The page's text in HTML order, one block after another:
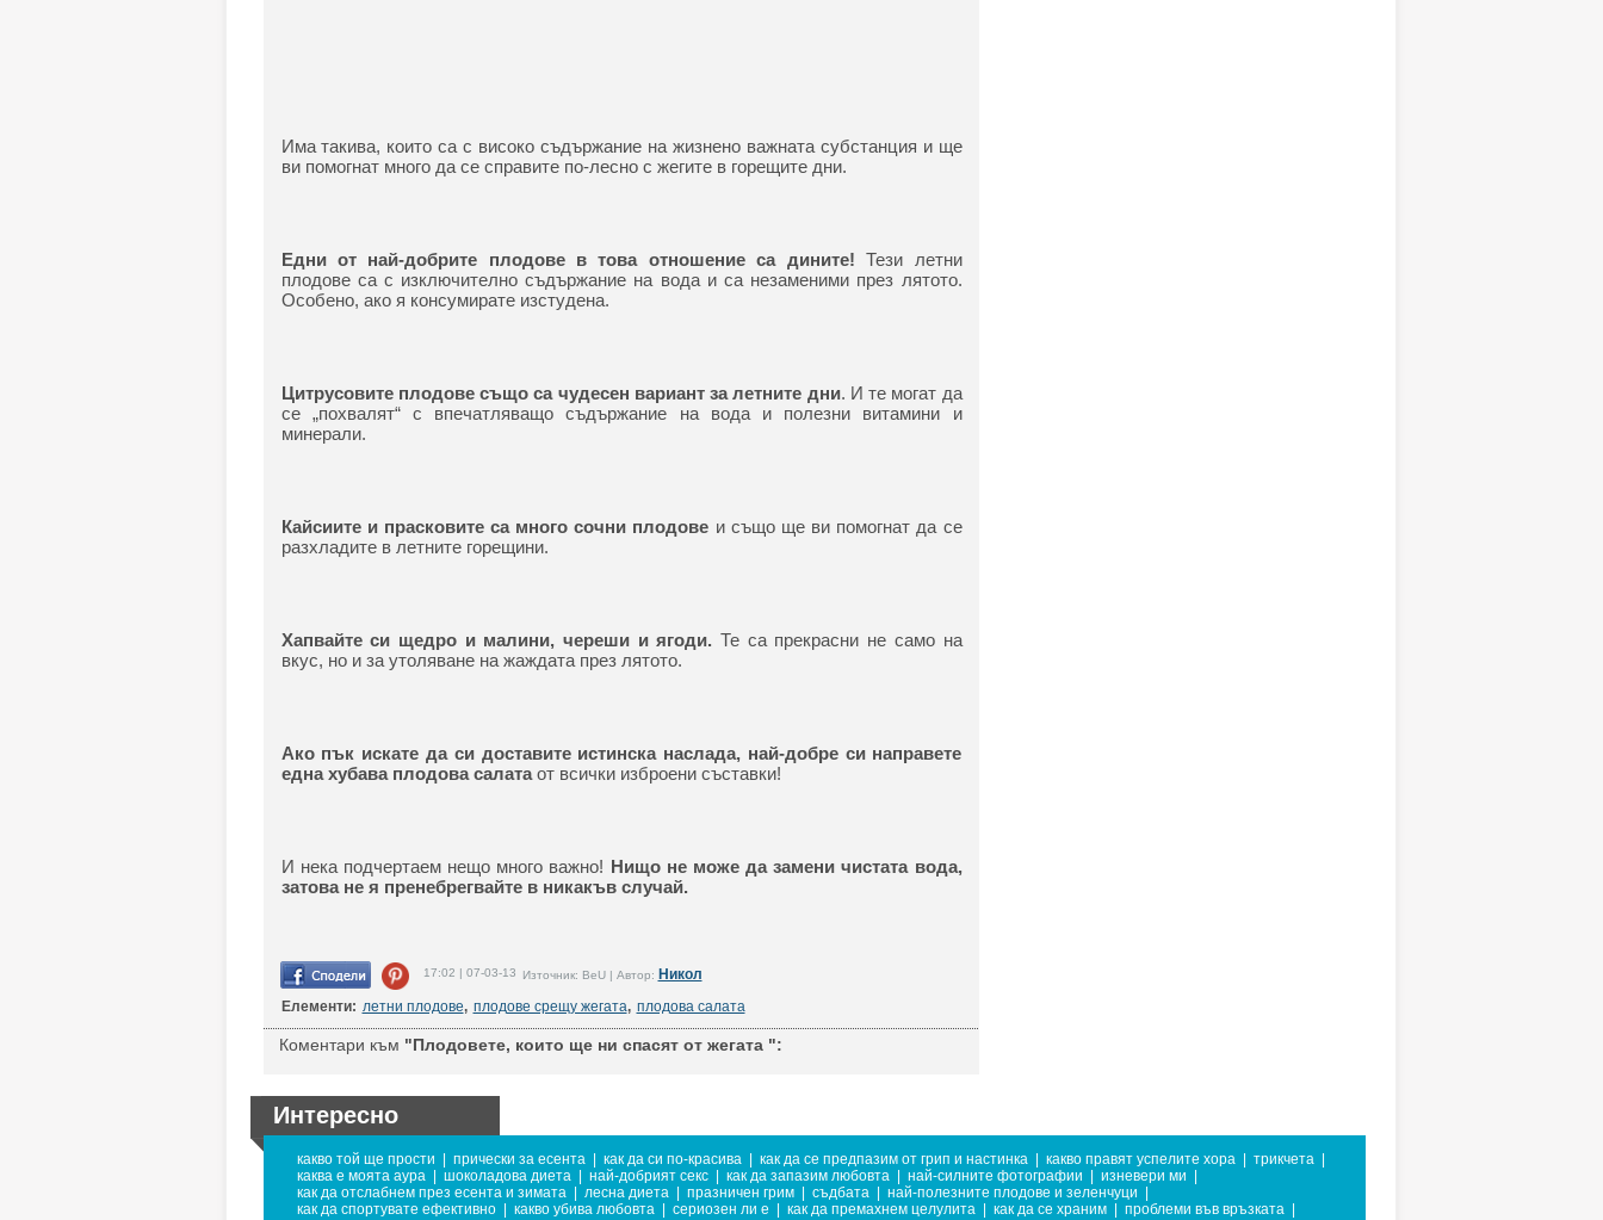
Има такива, които са с високо съдържание на жизнено важната субстанция и ще
ви помогнат много да се справите по-лесно с жегите в горещите дни.
Едни от най-добрите плодове в това отношение са дините! Тези летни
плодове са с изключително съдържание на вода и са незаменими през лятото.
Особено, ако я консумирате изстудена.
Цитрусовите плодове също са чудесен вариант за летните дни. И те могат да
се „похвалят“ с впечатляващо съдържание на вода и полезни витамини и
минерали.
Кайсиите и прасковите са много сочни плодове и също ще ви помогнат да се
разхладите в летните горещини.
Хапвайте си щедро и малини, череши и ягоди.Те са прекрасни не само на
вкус, но и за утоляване на жаждата през лятото.
Ако пък искате да си доставите истинска наслада, най-добре си направете
една хубава плодова салатаот всички изброени съставки!
И нека подчертаем нещо много важно! Нищо не може да замени чистата вода,
затова не я пренебрегвайте в никакъв случай.
17:02 | 07-03-13 Източник: BeU | Автор: Никол
Елементи: летни плодове, плодове срещу жегата, плодова салата
Коментари към "Плодовете, които ще ни спасят от жегата ":
Интересно
какво той ще прости прически за есента как да си по-красива как да се предпазим от грип и настинка какво правят успелите хора трикчета
каква е моята аура
шоколадова диета най-добрият секс как да запазим любовта най-силните фотографии изневери ми
как да отслабнем през есента и зимата
лесна диета празничен грим съдбата най-полезните плодове и зеленчуци
как да спортувате ефективно
какво убива любовта сериозен ли е как да премахнем целулита как да се храним проблеми във връзката